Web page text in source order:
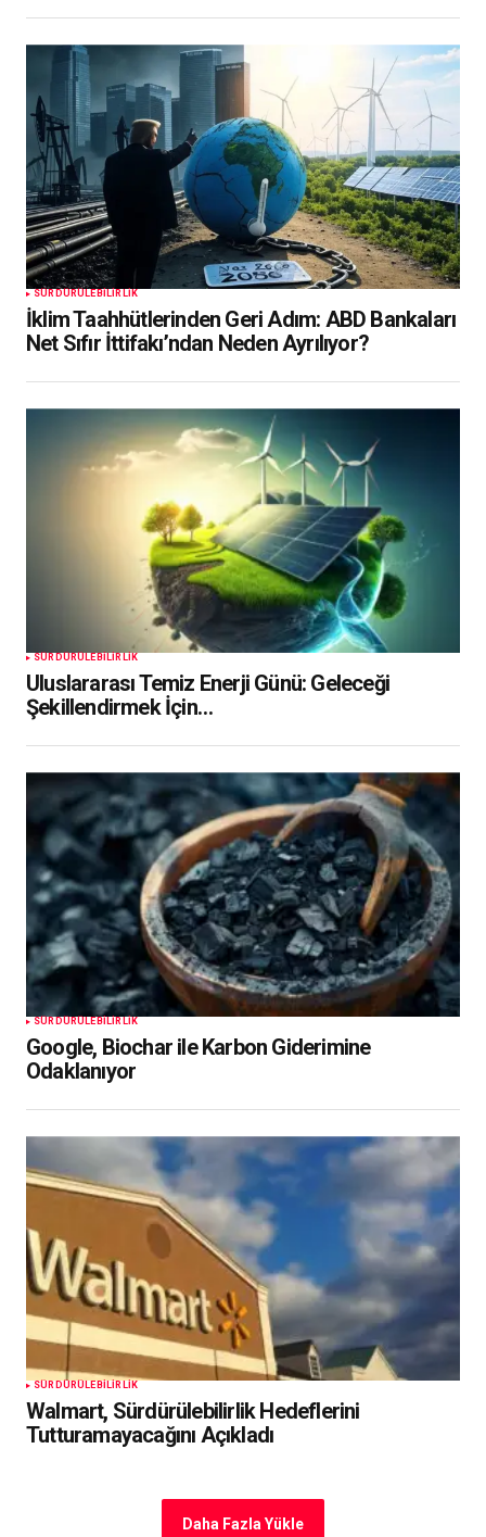
SÜRDÜRÜLEBILIRLIK
İklim Taahhütlerinden Geri Adım: ABD Bankaları
Net Sıfır İttifakı’ndan Neden Ayrılıyor?
SÜRDÜRÜLEBILIRLIK
Uluslararası Temiz Enerji Günü: Geleceği
Şekillendirmek İçin…
SÜRDÜRÜLEBILIRLIK
Google, Biochar ile Karbon Giderimine
Odaklanıyor
SÜRDÜRÜLEBILIRLIK
Walmart, Sürdürülebilirlik Hedeflerini
Tutturamayacağını Açıkladı
Daha Fazla Yükle